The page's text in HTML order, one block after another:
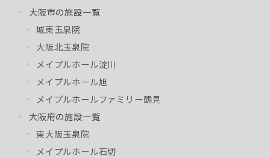
大阪市の施設一覧
城東玉泉院
大阪北玉泉院
メイプルホール淀川
メイプルホール旭
メイプルホールファミリー鶴見
大阪府の施設一覧
東大阪玉泉院
メイプルホール石切